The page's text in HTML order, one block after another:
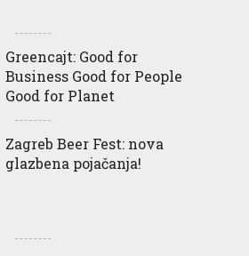
Greencajt: Good for
Business Good for People
Good for Planet
Zagreb Beer Fest: nova
glazbena pojačanja!